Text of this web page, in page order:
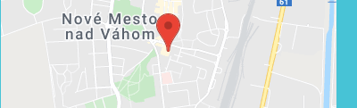
Prajete si načítať externý obsah?
Povoliť tentokrát